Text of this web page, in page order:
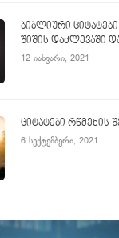
ბიბლიური
შიშის დაძლევაში
12 იანვარი, 2021
ციტატები რწმენის
6 სექტემბერი, 2021